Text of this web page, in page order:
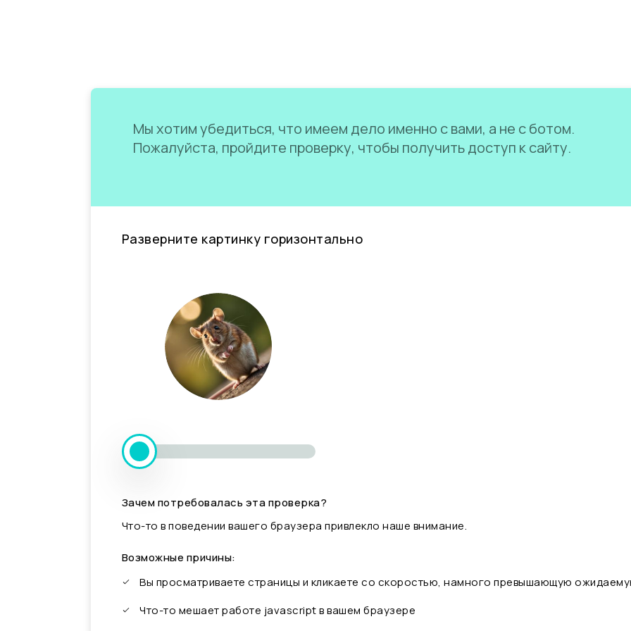
Мы хотим убедиться, что имеем дело именно с вами, а не с ботом.
Пожалуйста, пройдите проверку, чтобы получить доступ к сайту.
Разверните картинку горизонтально
Зачем потребовалась эта проверка?
Что-то в поведении вашего браузера привлекло наше внимание.
Возможные причины:
Вы просматриваете страницы и кликаете со скоростью, намного превышающую
Что-то мешает работе javascript в вашем браузере